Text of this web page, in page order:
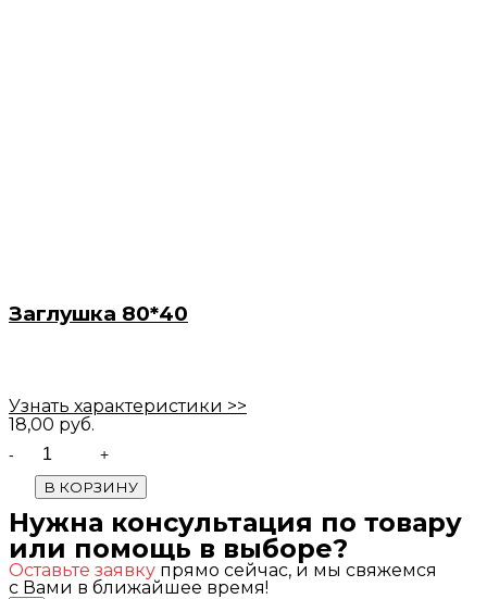
Заглушка 80*40
Узнать характеристики >>
18,00 руб.
В КОРЗИНУ
Нужна консультация по товару
или помощь в выборе?
Оставьте заявку прямо сейчас, и мы свяжемся
с Вами в ближайшее время!